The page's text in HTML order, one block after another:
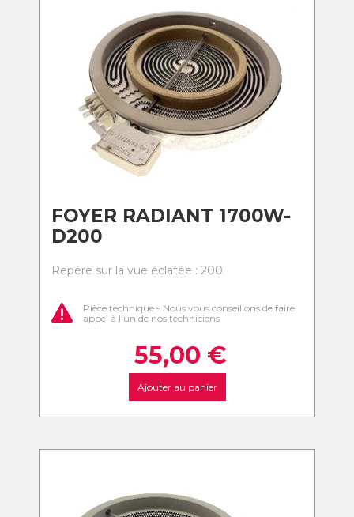
FOYER RADIANT 1700W-
D200
Repère sur la vue éclatée : 200
Pièce technique - Nous vous conseillons de faire
appel à l'un de nos techniciens
55,00 €
Ajouter au panier